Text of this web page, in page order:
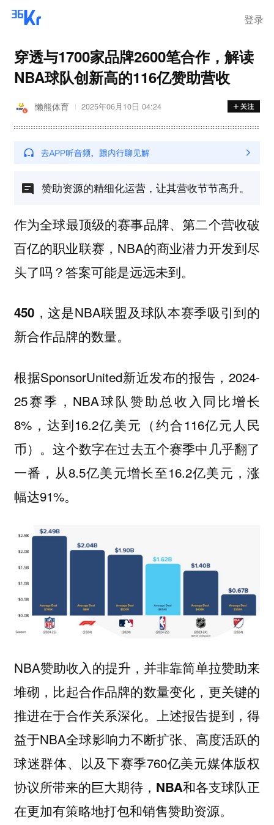
登录
穿透与1700家品牌2600笔合作，解读
NBA球队创新高的116亿赞助营收
懒熊体育 2025年06月10日 04:24
赞助资源的精细化运营，让其营收节节高升。
作为全球最顶级的赛事品牌、第二个营收破
百亿的职业联赛，NBA的商业潜力开发到尽
头了吗？答案可能是远远未到。
450，这是NBA联盟及球队本赛季吸引到的
新合作品牌的数量。
根据SponsorUnited新近发布的报告，2024-
25赛季，NBA球队赞助总收入同比增长
8%，达到16.2亿美元（约合116亿元人民
币）。这个数字在过去五个赛季中几乎翻了
一番， 从8.5亿美元增长至16.2亿美元，涨
幅达91%。
NBA赞助收入的提升，并非靠简单拉赞助来
堆砌，比起合作品牌的数量变化，更关键的
推进在于合作关系深化。上述报告提到，得
益于NBA全球影响力不断扩张、高度活跃的
球迷群体、以及下赛季760亿美元媒体版权
协议所带来的巨大期待， NBA和各支球队正
在更加有策略地打包和销售赞助资源。